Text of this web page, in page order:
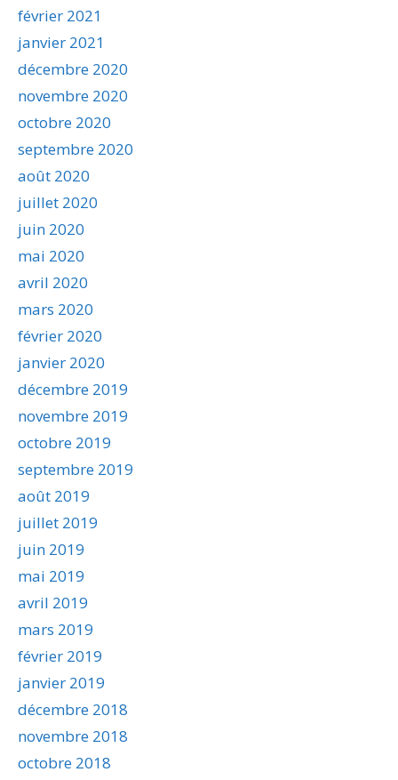
février 2021
janvier 2021
décembre 2020
novembre 2020
octobre 2020
septembre 2020
août 2020
juillet 2020
juin 2020
mai 2020
avril 2020
mars 2020
février 2020
janvier 2020
décembre 2019
novembre 2019
octobre 2019
septembre 2019
août 2019
juillet 2019
juin 2019
mai 2019
avril 2019
mars 2019
février 2019
janvier 2019
décembre 2018
novembre 2018
octobre 2018